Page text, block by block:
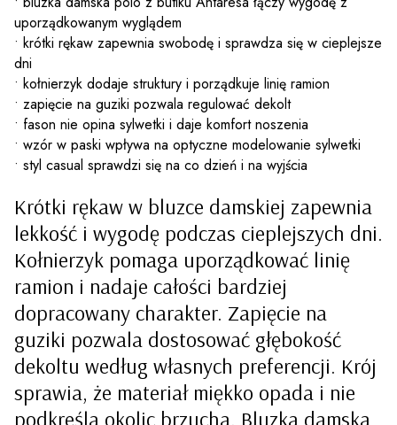
uporządkowanym wyglądem
• krótki rękaw zapewnia swobodę i sprawdza się w cieplejsze
dni
• kołnierzyk dodaje struktury i porządkuje linię ramion
• zapięcie na guziki pozwala regulować dekolt
• fason nie opina sylwetki i daje komfort noszenia
• wzór w paski wpływa na optyczne modelowanie sylwetki
• styl casual sprawdzi się na co dzień i na wyjścia
Krótki rękaw w bluzce damskiej zapewnia
lekkość i wygodę podczas cieplejszych dni.
Kołnierzyk pomaga uporządkować linię
ramion i nadaje całości bardziej
dopracowany charakter. Zapięcie na
guziki pozwala dostosować głębokość
dekoltu według własnych preferencji. Krój
sprawia, że materiał miękko opada i nie
podkreśla okolic brzucha. Bluzka damska